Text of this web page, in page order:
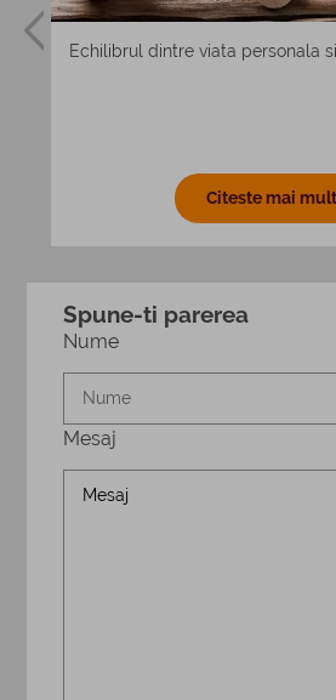
Echilibrul dintre viata personala
Citeste mai mult
Spune-ti parerea
Nume
Mesaj